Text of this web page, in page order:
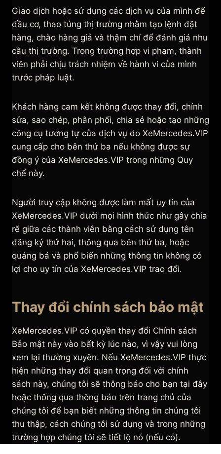
Giao dịch hoặc sử dụng các dịch vụ của mình để
đầu cơ, thao túng thị trường nhằm tạo lệnh đặt
hàng, chào hàng giả và thậm chí để đánh giá nhu
cầu thị trường. Trong trường hợp vi phạm, thành
viên phải chịu trách nhiệm về hành vi của mình
trước pháp luật.
Khách hàng cam kết không được thay đổi, chỉnh
sửa, sao chép, phân phối, chia sẻ hoặc tạo những
công cụ tương tự của dịch vụ do XeMercedes.VIP
cung cấp cho bên thứ ba nếu không được sự
đồng ý của XeMercedes.VIP trong những Quy
chế này.
Người truy cập không được làm mất uy tín của
XeMercedes.VIP dưới mọi hình thức như gây chia
rẽ giữa các thành viên bằng cách sử dụng tên
đăng ký thứ hai, thông qua bên thứ ba, hoặc
quảng bá và phổ biến những thông tin không có
lợi cho uy tín của XeMercedes.VIP trao đổi.
Thay đổi chính sách bảo mật
XeMercedes.VIP có quyền thay đổi Chính sách
Bảo mật này vào bất kỳ lúc nào, vì vậy vui lòng
xem lại thường xuyên. Nếu XeMercedes.VIP thực
hiện những thay đổi quan trọng đối với chính
sách này, chúng tôi sẽ thông báo cho bạn tại đây
hoặc thông qua thông báo trên trang chủ của
chúng tôi để bạn biết những thông tin chúng tôi
thu thập, cách chúng tôi sử dụng và trong những
trường hợp chúng tôi sẽ tiết lộ nó (nếu có).